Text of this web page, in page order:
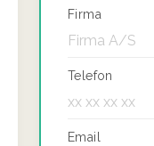
Firma
Telefon
Email